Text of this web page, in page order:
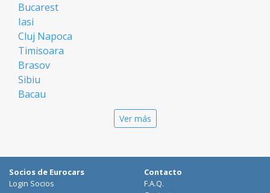
Bucarest
Iasi
Cluj Napoca
Timisoara
Brasov
Sibiu
Bacau
Galati
Suceava
Ver más
Socios de Eurocars
Login Socios
Contacto
F.A.Q.